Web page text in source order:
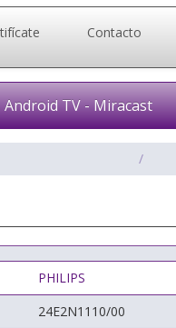
Contacto
Android TV - Miracast
PHILIPS
24E2N1110/00